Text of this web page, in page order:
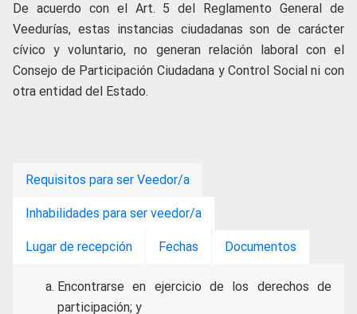
De acuerdo con el Art. 5 del Reglamento General de
Veedurías, estas instancias ciudadanas son de carácter
cívico y voluntario, no generan relación laboral con el
Consejo de Participación Ciudadana y Control Social ni con
otra entidad del Estado.
Requisitos para ser Veedor/a
Inhabilidades para ser veedor/a
Lugar de recepción Fechas Documentos
Encontrarse en ejercicio de los derechos de
participación; y